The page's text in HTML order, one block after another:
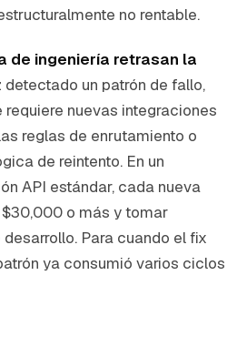
no rentable.
de ingeniería retrasan la
detectado un patrón de fallo,
nuevas integraciones
reglas de enrutamiento o
de reintento. En un
API estándar, cada nueva
o más y tomar
Para cuando el fix
ya consumió varios ciclos